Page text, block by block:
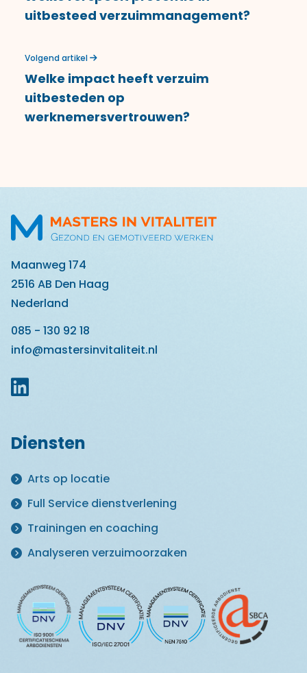
uitbesteed verzuimmanagement?
Volgend artikel
Welke impact heeft verzuim
uitbesteden op
werknemersvertrouwen?
Maanweg 174
2516 AB Den Haag
Nederland
085 - 130 92 18
info@mastersinvitaliteit.nl
Diensten
Arts op locatie
Full Service dienstverlening
Trainingen en coaching
Analyseren verzuimoorzaken